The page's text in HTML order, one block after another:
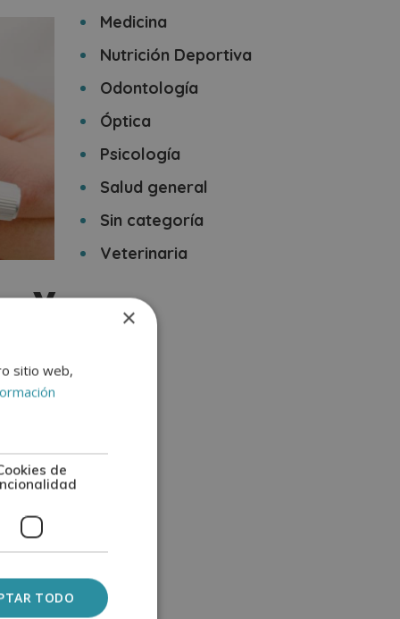
y
ambos
En
y
puede
Medicina
Nutrición Deportiva
Odontología
Óptica
Psicología
Salud general
Sin categoría
Veterinaria
×
sitio web,
de
TODO